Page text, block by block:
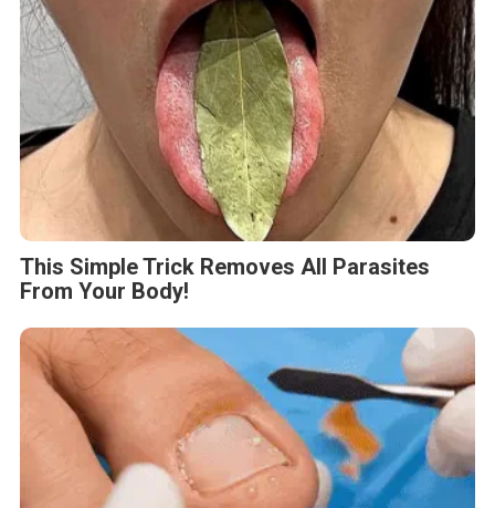
This Simple Trick Removes All Parasites
From Your Body!